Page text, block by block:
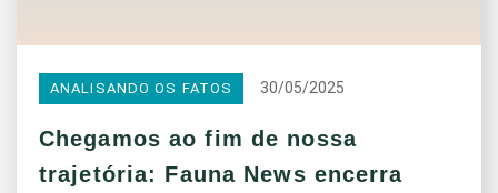
ANALISANDO OS FATOS 30/05/2025
Chegamos ao fim de nossa
trajetória: Fauna News encerra